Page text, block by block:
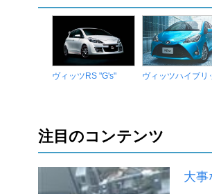
ヴィッツRS "G's" ヴィッツハイブリ
注目のコンテンツ
大事